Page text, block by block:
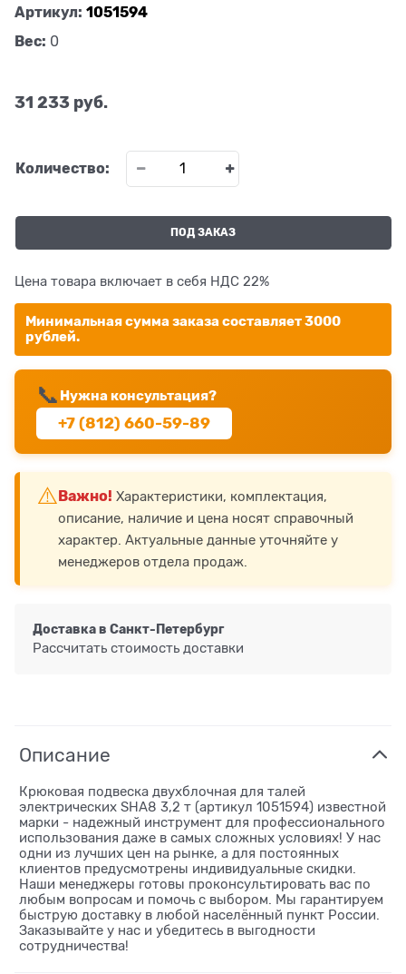
Артикул: 1051594
Вес: 0
31 233 руб.
Количество:
ПОД ЗАКАЗ
Цена товара включает в себя НДС 22%
Минимальная сумма заказа составляет 3000
рублей.
📞 Нужна консультация?
+7 (812) 660-59-89
⚠️ Важно! Характеристики, комплектация,
описание, наличие и цена носят справочный
характер. Актуальные данные уточняйте у
менеджеров отдела продаж.
Доставка в Санкт-Петербург
Рассчитать стоимость доставки
Описание
Крюковая подвеска двухблочная для талей
электрических SHA8 3,2 т (артикул 1051594) известной
марки - надежный инструмент для профессионального
использования даже в самых сложных условиях! У нас
одни из лучших цен на рынке, а для постоянных
клиентов предусмотрены индивидуальные скидки.
Наши менеджеры готовы проконсультировать вас по
любым вопросам и помочь с выбором. Мы гарантируем
быструю доставку в любой населённый пункт России.
Заказывайте у нас и убедитесь в выгодности
сотрудничества!